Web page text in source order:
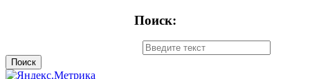
Поиск: